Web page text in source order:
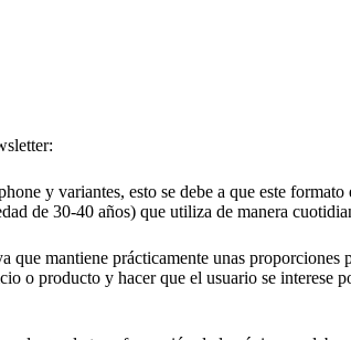
y variantes, esto se debe a que este
de 30-40 años) que utiliza de manera
mantiene prácticamente unas
producto y hacer que el usuario se interese